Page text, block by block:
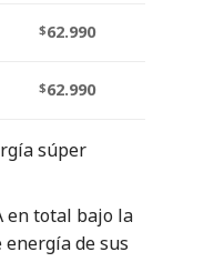
$62.990
$62.990
súper
en total bajo la
de sus